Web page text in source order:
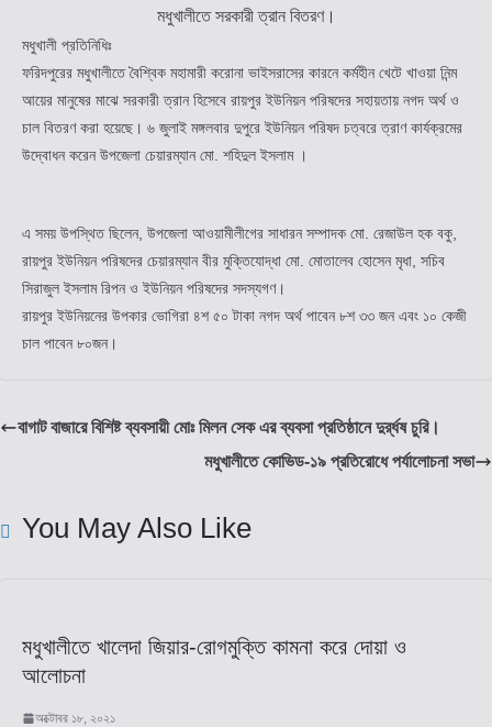
মধুখালীতে সরকারী ত্রান বিতরণ।
মধুখালী প্রতিনিধিঃ
ফরিদপুরের মধুখালীতে বৈশ্বিক মহামারী করোনা ভাইসরাসের কারনে কর্মহীন খেটে খাওয়া নিন্ম
আয়ের মানুষের মাঝে সরকারী ত্রান হিসেবে রায়পুর ইউনিয়ন পরিষদের সহায়তায় নগদ অর্থ ও
চাল বিতরণ করা হয়েছে। ৬ জুলাই মঙ্গলবার দুপুরে ইউনিয়ন পরিষদ চত্বরে ত্রাণ কার্যক্রমের
উদ্বোধন করেন উপজেলা চেয়ারম্যান মো. শহিদুল ইসলাম ।
এ সময় উপস্থিত ছিলেন, উপজেলা আওয়ামীলীগের সাধারন সম্পাদক মো. রেজাউল হক বকু,
রায়পুর ইউনিয়ন পরিষদের চেয়ারম্যান বীর মুক্তিযোদ্ধা মো. মোতালেব হোসেন মৃধা, সচিব
সিরাজুল ইসলাম রিপন ও ইউনিয়ন পরিষদের সদস্যগণ।
রায়পুর ইউনিয়নের উপকার ভোগিরা ৪শ ৫০ টাকা নগদ অর্থ পাবেন ৮শ ৩৩ জন এবং ১০ কেজী
চাল পাবেন ৮০জন।
বাগাট বাজারে বিশিষ্ট ব্যবসায়ী মোঃ মিলন সেক এর ব্যবসা প্রতিষ্ঠানে দুর্র্ধষ চুরি।
মধুখালীতে কোভিড-১৯ প্রতিরোধে পর্যালোচনা সভা
You May Also Like
মধুখালীতে খালেদা জিয়ার-রোগমুক্তি কামনা করে দোয়া ও
আলোচনা
অক্টোবর ১৮, ২০২১